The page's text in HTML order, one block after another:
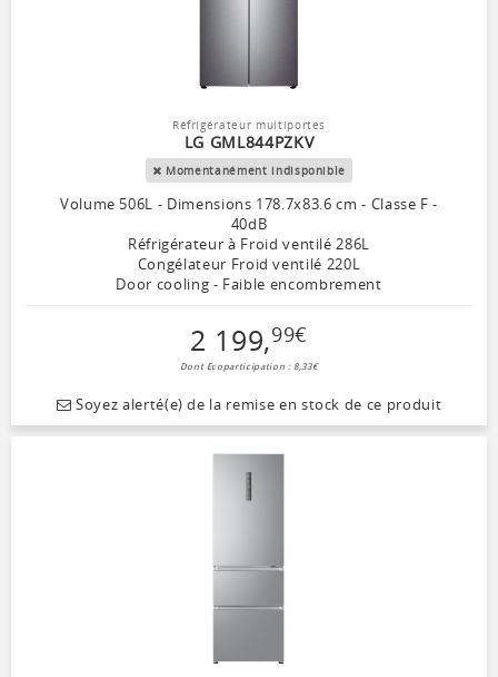
Réfrigérateur multiportes
LG GML844PZKV
Momentanément indisponible
Volume 506L - Dimensions 178.7x83.6 cm - Classe F -
40dB
Réfrigérateur à Froid ventilé 286L
Congélateur Froid ventilé 220L
Door cooling - Faible encombrement
2 199,99€
Dont Ecoparticipation : 8,33€
Soyez alerté(e) de la remise en stock de ce produit